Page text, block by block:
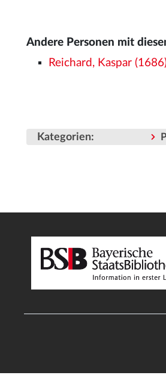
Andere Personen mit
Reichard, Kaspar
Kategorien: